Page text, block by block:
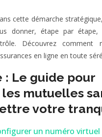
cette démarche
donner, étape par
Découvrez comment
en ligne en toute
: Le guide pour
mutuelles
votre
un numéro virtuel